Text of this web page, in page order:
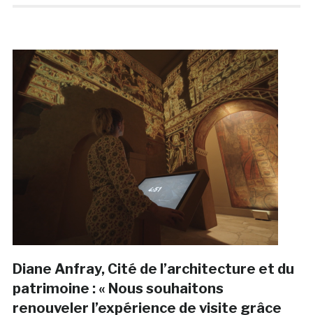
Diane Anfray, Cité de l’architecture et du
patrimoine : « Nous souhaitons
renouveler l’expérience de visite grâce